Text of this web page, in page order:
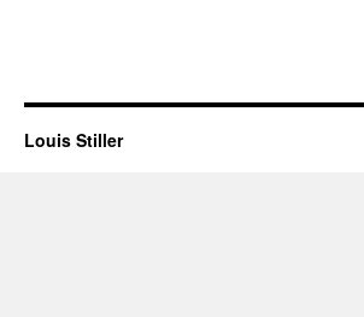
Louis Stiller